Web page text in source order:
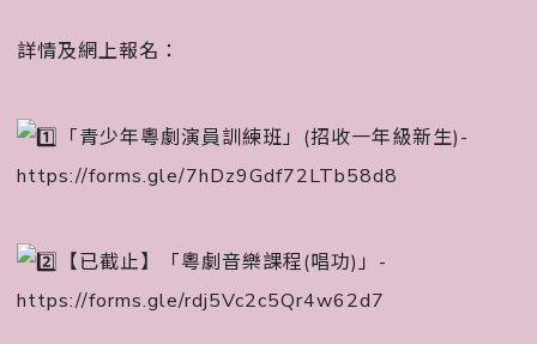
詳情及網上報名：
「青少年粵劇演員訓練班」(招收一年級新生)-
https://forms.gle/7hDz9Gdf72LTb58d8
【已截止】「粵劇音樂課程(唱功)」-
https://forms.gle/rdj5Vc2c5Qr4w62d7